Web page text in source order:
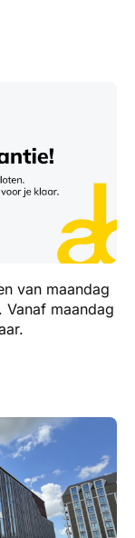
van maandag
maandag